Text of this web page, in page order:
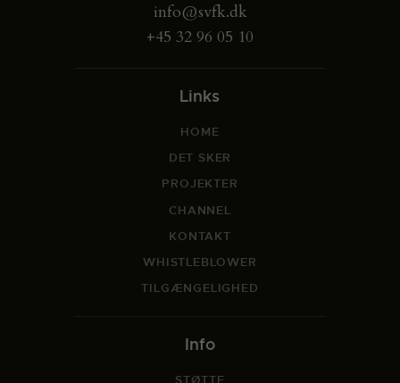
info@svfk.dk
+45 32 96 05 10
Links
HOME
DET SKER
PROJEKTER
CHANNEL
KONTAKT
WHISTLEBLOWER
TILGÆNGELIGHED
Info
STØTTE